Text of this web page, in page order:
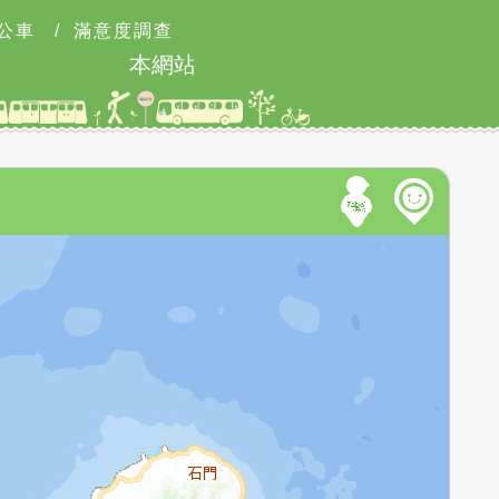
車 / 滿意度調查
本網站8月9日9時至18時可能有網路瞬